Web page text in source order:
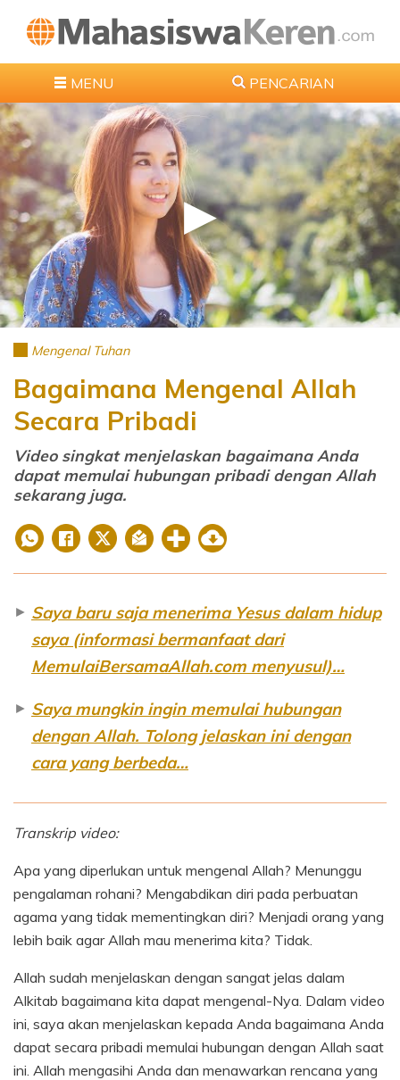
MENU PENCARIAN
Mengenal Tuhan
Bagaimana Mengenal Allah
Secara Pribadi
Video singkat menjelaskan bagaimana Anda
dapat memulai hubungan pribadi dengan Allah
sekarang juga.
► Saya baru saja menerima Yesus dalam hidup
saya (informasi bermanfaat dari
MemulaiBersamaAllah.com menyusul)…
► Saya mungkin ingin memulai hubungan
dengan Allah. Tolong jelaskan ini dengan
cara yang berbeda…
Transkrip video:
Apa yang diperlukan untuk mengenal Allah? Menunggu
pengalaman rohani? Mengabdikan diri pada perbuatan
agama yang tidak mementingkan diri? Menjadi orang yang
lebih baik agar Allah mau menerima kita? Tidak.
Allah sudah menjelaskan dengan sangat jelas dalam
Alkitab bagaimana kita dapat mengenal-Nya. Dalam video
ini, saya akan menjelaskan kepada Anda bagaimana Anda
dapat secara pribadi memulai hubungan dengan Allah saat
ini. Allah mengasihi Anda dan menawarkan rencana yang